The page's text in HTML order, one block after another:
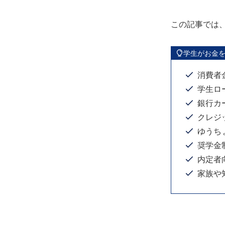
この記事では
学生がお金
消費者
学生ロ
銀行カ
クレジ
ゆうち
奨学金
内定者
家族や